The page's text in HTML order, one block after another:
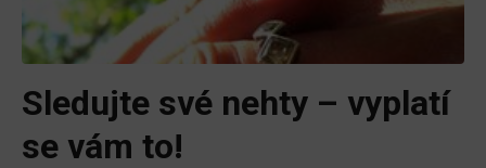
Sledujte své nehty – vyplatí
se vám to!